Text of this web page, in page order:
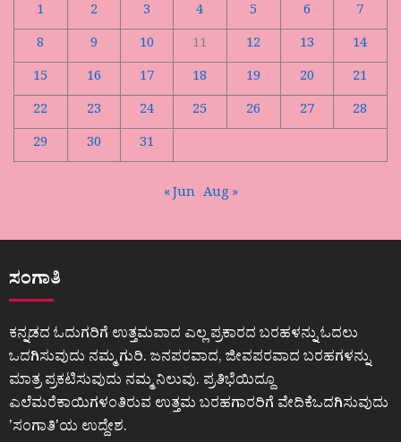
1
2 3 4 5 6
7
8
9 10 11 12 13
14
15
16 17 18 19 20
21
22
23 24 25 26 27
28
29
30 31
« Jun Aug »
ಸಂಗಾತಿ
ಕನ್ನಡದ ಓದುಗರಿಗೆ ಉತ್ತಮವಾದ ಎಲ್ಲ ಪ್ರಕಾರದ ಬರಹಳನ್ನು ಓದಲು
ಒದಗಿಸುವುದು ನಮ್ಮ ಗುರಿ. ಜನಪರವಾದ, ಜೀವಪರವಾದ ಬರಹಗಳನ್ನು
ಮಾತ್ರ ಪ್ರಕಟಿಸುವುದು ನಮ್ಮ ನಿಲುವು. ಪ್ರತಿಭೆಯಿದ್ದೂ
ಎಲೆಮರೆಕಾಯಿಗಳಂತಿರುವ ಉತ್ತಮ ಬರಹಗಾರರಿಗೆ ವೇದಿಕೆಒದಗಿಸುವುದು
ʼಸಂಗಾತಿʼಯ ಉದ್ದೇಶ.